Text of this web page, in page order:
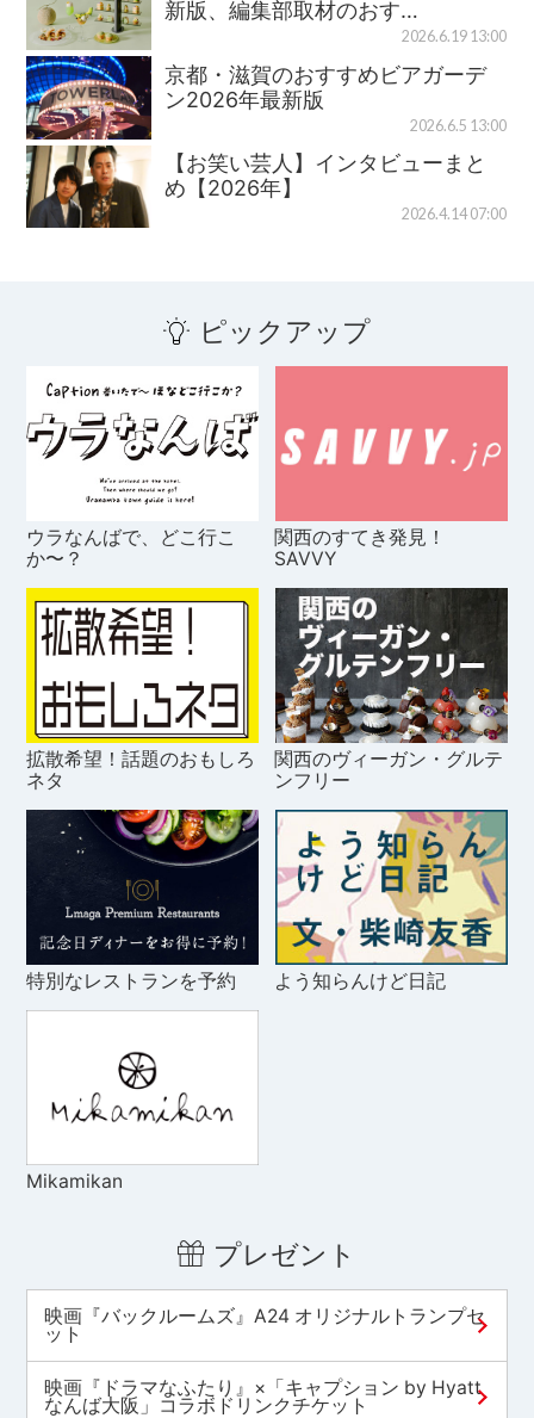
新版、編集部取材のおす…
2026.6.19 13:00
京都・滋賀のおすすめビアガーデ
ン2026年最新版
2026.6.5 13:00
【お笑い芸人】インタビューまと
め【2026年】
2026.4.14 07:00
ピックアップ
ウラなんばで、どこ行こ
か〜？
関西のすてき発見！
SAVVY
拡散希望！話題のおもしろ
ネタ
関西のヴィーガン・グルテ
ンフリー
特別なレストランを予約 よう知らんけど日記
Mikamikan
プレゼント
映画『バックルームズ』A24 オリジナルトランプセ
ット
映画『ドラマなふたり』×「キャプション by Hyatt
なんば大阪」コラボドリンクチケット